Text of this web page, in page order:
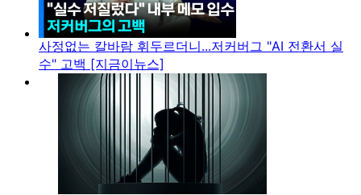
사정없는 칼바람 휘두르더니...저커버그 "AI 전환서 실
수" 고백 [지금이뉴스]